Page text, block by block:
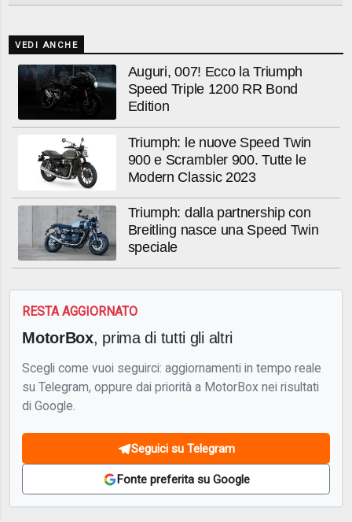
VEDI ANCHE
Auguri, 007! Ecco la Triumph
Speed Triple 1200 RR Bond
Edition
Triumph: le nuove Speed Twin
900 e Scrambler 900. Tutte le
Modern Classic 2023
Triumph: dalla partnership con
Breitling nasce una Speed Twin
speciale
RESTA AGGIORNATO
MotorBox, prima di tutti gli altri
Scegli come vuoi seguirci: aggiornamenti in tempo reale
su Telegram, oppure dai priorità a MotorBox nei risultati
di Google.
Seguici su Telegram
Fonte preferita su Google